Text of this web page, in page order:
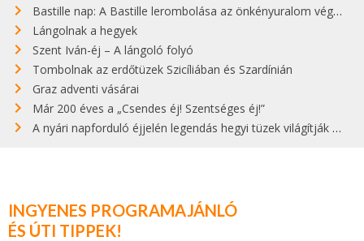
Bastille nap: A Bastille lerombolása az önkényuralom végét jelentette
Lángolnak a hegyek
Szent Iván-éj – A lángoló folyó
Tombolnak az erdőtüzek Szicíliában és Szardínián
Graz adventi vásárai
Már 200 éves a „Csendes éj! Szentséges éj!”
A nyári napforduló éjjelén legendás hegyi tüzek világítják meg Zugspitzét
INGYENES PROGRAMAJÁNLÓ
ÉS ÚTI TIPPEK!